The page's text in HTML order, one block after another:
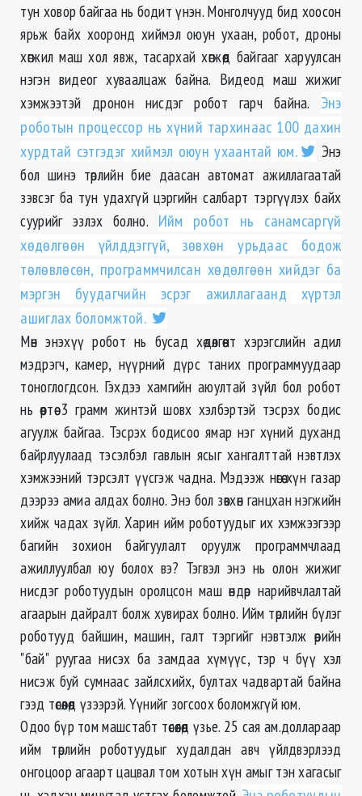
тун ховор байгаа нь бодит үнэн. Монголчууд бид хоосон
ярьж байх хооронд хиймэл оюун ухаан, робот, дроны
хөгжил маш хол явж, тасархай хөгжөөд байгааг харуулсан
нэгэн видеог хуваалцаж байна. Видеод маш жижиг
хэмжээтэй дронон нисдэг робот гарч байна. Энэ
роботын процессор нь хүний тархинаас 100 дахин
хурдтай сэтгэдэг хиймэл оюун ухаантай юм.
Энэ
бол шинэ төрлийн бие даасан автомат ажиллагаатай
зэвсэг ба тун удахгүй цэргийн салбарт тэргүүлэх байх
суурийг эзлэх болно. Ийм робот нь санамсаргүй
хөдөлгөөн үйлддэггүй, зөвхөн урьдаас бодож
төлөвлөсөн, программчилсан хөдөлгөөн хийдэг ба
мэргэн буудагчийн эсрэг ажиллагаанд хүртэл
ашиглах боломжтой.
Мөн энэхүү робот нь бусад хөдөлгөөнт хэрэгслийн адил
мэдрэгч, камер, нүүрний дүрс таних программуудаар
тоноглогдсон. Гэхдээ хамгийн аюултай зүйл бол робот
нь өөртөө 3 грамм жинтэй шовх хэлбэртэй тэсрэх бодис
агуулж байгаа. Тэсрэх бодисоо ямар нэг хүний духанд
байрлуулаад тэсэлбэл гавлын ясыг хангалттай нэвтлэх
хэмжээний тэрсэлт үүсгэж чадна. Мэдээж нөгөө хүн газар
дээрээ амиа алдах болно. Энэ бол зөвхөн ганцхан нэгжийн
хийж чадах зүйл. Харин ийм роботуудыг их хэмжээгээр
багийн зохион байгуулалт оруулж программчлаад
ажиллуулбал юу болох вэ? Тэгвэл энэ нь олон жижиг
нисдэг роботуудын оролцсон маш өндөр нарийвчлалтай
агаарын дайралт болж хувирах болно. Ийм төрлийн бүлэг
роботууд байшин, машин, галт тэргийг нэвтэлж өөрийн
"бай" руугаа нисэх ба замдаа хүмүүс, тэр ч бүү хэл
нисэж буй сумнаас зайлсхийх, бултах чадвартай байна
гээд төсөөлөөд үзээрэй. Үүнийг зогсоох боломжгүй юм.
Одоо бүр том машстабт төсөөлөөд үзье. 25 сая ам.доллараар
ийм төрлийн роботуудыг худалдан авч үйлдвэрлээд
онгоцоор агаарт цацвал том хотын хүн амыг тэн хагасыг